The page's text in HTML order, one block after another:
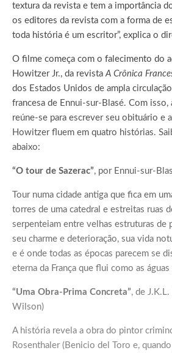
textura da revista e tem a importância
os editores da revista com a forma de
toda história é um escritor”, explica o
O filme começa com o falecimento do
Howitzer Jr., da revista A Crônica
dos Estados Unidos de ampla
francesa de Ennui-sur-Blasé. Com isso,
reúne-se para escrever seu obituário e
Howitzer fluem em quatro histórias.
abaixo:
“O tour de Sazerac”, por Ennui-sur-
Tour numa cidade antiga que fica em
torres de uma catedral e estreitas ruas
serpenteiam entre velhas estruturas de
seu charme e deterioração, sua vida
e é onde todas as épocas parecem se
eterna da França que flui como as
“Uma Obra-Prima Concreta”, de
Wilson)
A história revela a obra do pintor
Rosenthaler (Benicio del Toro e,